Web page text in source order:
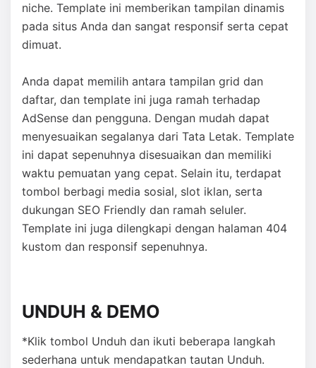
niche. Template ini memberikan tampilan dinamis
pada situs Anda dan sangat responsif serta cepat
dimuat.
Anda dapat memilih antara tampilan grid dan
daftar, dan template ini juga ramah terhadap
AdSense dan pengguna. Dengan mudah dapat
menyesuaikan segalanya dari Tata Letak. Template
ini dapat sepenuhnya disesuaikan dan memiliki
waktu pemuatan yang cepat. Selain itu, terdapat
tombol berbagi media sosial, slot iklan, serta
dukungan SEO Friendly dan ramah seluler.
Template ini juga dilengkapi dengan halaman 404
kustom dan responsif sepenuhnya.
UNDUH & DEMO
*Klik tombol Unduh dan ikuti beberapa langkah
sederhana untuk mendapatkan tautan Unduh.